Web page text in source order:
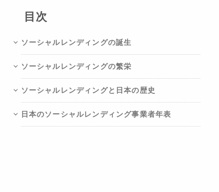
目次
ソーシャルレンディングの誕生
ソーシャルレンディングの繁栄
ソーシャルレンディングと日本の歴史
日本のソーシャルレンディング事業者年表